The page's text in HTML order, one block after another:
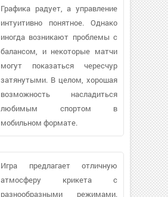
Графика радует, а управление
интуитивно понятное. Однако
иногда возникают проблемы с
балансом, и некоторые матчи
могут показаться чересчур
затянутыми. В целом, хорошая
возможность насладиться
любимым спортом в
мобильном формате.
Игра предлагает отличную
атмосферу крикета с
разнообразными режимами.